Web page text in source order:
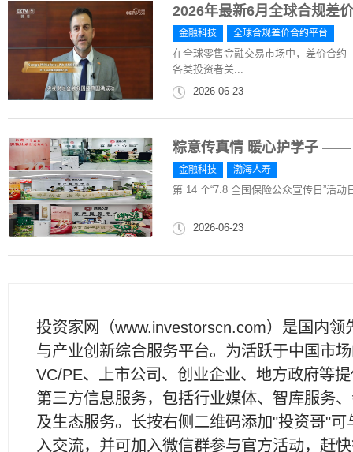
2026年最新6月全球合规差
金融科技 全球合规差价合约平台
在全球零售金融交易市场中，差价合约
各类投资者关...
2026-06-23
粽意传真情 暖心护学子 ——
金融科技 渤海人寿
第 14 个“7.8 全国保险公众宣传日”活
2026-06-23
投资家网（www.investorscn.com）是国内领
与产业创新综合服务平台。为活跃于中国市
VC/PE、上市公司、创业企业、地方政府等
第三方信息服务，包括行业媒体、智库服务
及生态服务。长按右侧二维码添加"投资哥"可
入交流，并可加入微信群参与官方活动，赶